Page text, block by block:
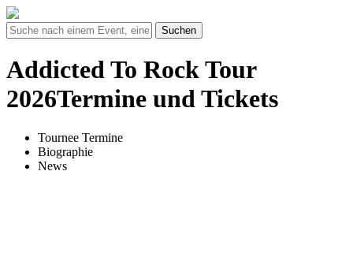
Suchen
Addicted To Rock Tour
2026Termine und Tickets
Tournee Termine
Biographie
News